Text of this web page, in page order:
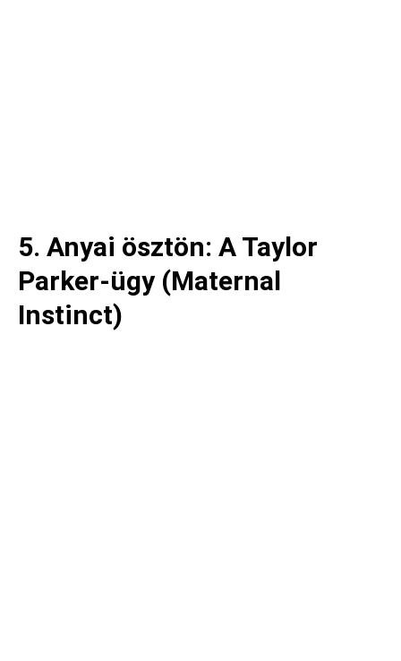
5. Anyai ösztön: A Taylor
Parker-ügy (Maternal
Instinct)